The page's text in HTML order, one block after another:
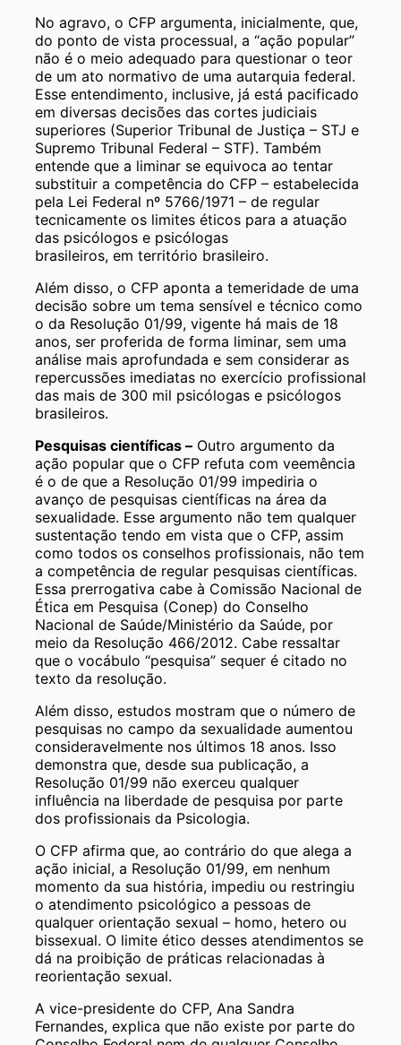
No agravo, o CFP argumenta, inicialmente, que,
do ponto de vista processual, a “ação popular”
não é o meio adequado para questionar o teor
de um ato normativo de uma autarquia federal.
Esse entendimento, inclusive, já está pacificado
em diversas decisões das cortes judiciais
superiores (Superior Tribunal de Justiça – STJ e
Supremo Tribunal Federal – STF). Também
entende que a liminar se equivoca ao tentar
substituir a competência do CFP – estabelecida
pela Lei Federal nº 5766/1971 – de regular
tecnicamente os limites éticos para a atuação
das psicólogos e psicólogas
brasileiros, em território brasileiro.
Além disso, o CFP aponta a temeridade de uma
decisão sobre um tema sensível e técnico como
o da Resolução 01/99, vigente há mais de 18
anos, ser proferida de forma liminar, sem uma
análise mais aprofundada e sem considerar as
repercussões imediatas no exercício profissional
das mais de 300 mil psicólogas e psicólogos
brasileiros.
Pesquisas científicas – Outro argumento da
ação popular que o CFP refuta com veemência
é o de que a Resolução 01/99 impediria o
avanço de pesquisas científicas na área da
sexualidade. Esse argumento não tem qualquer
sustentação tendo em vista que o CFP, assim
como todos os conselhos profissionais, não tem
a competência de regular pesquisas científicas.
Essa prerrogativa cabe à Comissão Nacional de
Ética em Pesquisa (Conep) do Conselho
Nacional de Saúde/Ministério da Saúde, por
meio da Resolução 466/2012. Cabe ressaltar
que o vocábulo “pesquisa” sequer é citado no
texto da resolução.
Além disso, estudos mostram que o número de
pesquisas no campo da sexualidade aumentou
consideravelmente nos últimos 18 anos. Isso
demonstra que, desde sua publicação, a
Resolução 01/99 não exerceu qualquer
influência na liberdade de pesquisa por parte
dos profissionais da Psicologia.
O CFP afirma que, ao contrário do que alega a
ação inicial, a Resolução 01/99, em nenhum
momento da sua história, impediu ou restringiu
o atendimento psicológico a pessoas de
qualquer orientação sexual – homo, hetero ou
bissexual. O limite ético desses atendimentos se
dá na proibição de práticas relacionadas à
reorientação sexual.
A vice-presidente do CFP, Ana Sandra
Fernandes, explica que não existe por parte do